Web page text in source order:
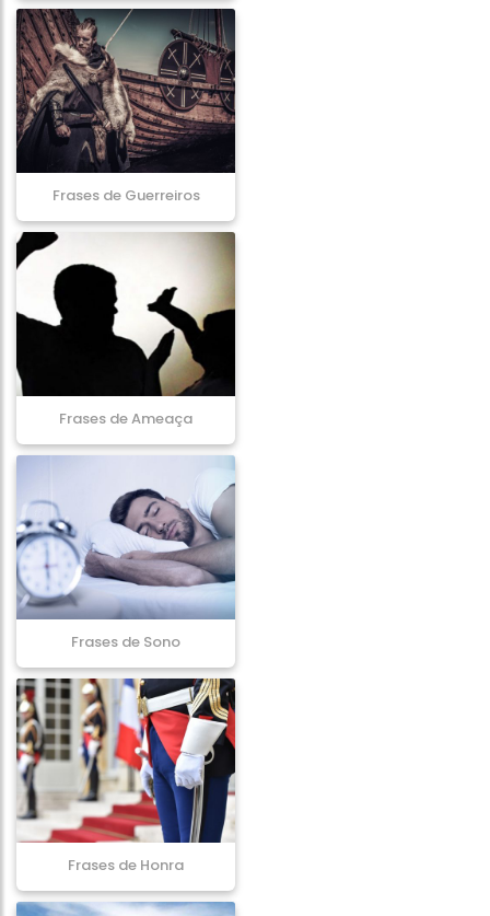
Frases de Guerreiros
Frases de Ameaça
Frases de Sono
Frases de Honra